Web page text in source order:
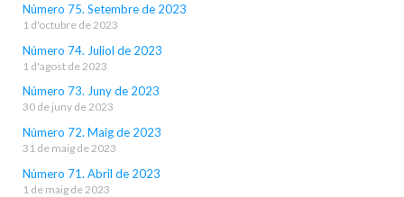
Número 75. Setembre de 2023
1 d'octubre de 2023
Número 74. Juliol de 2023
1 d'agost de 2023
Número 73. Juny de 2023
30 de juny de 2023
Número 72. Maig de 2023
31 de maig de 2023
Número 71. Abril de 2023
1 de maig de 2023